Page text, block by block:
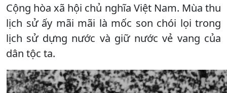
Cộng hòa xã hội chủ nghĩa Việt Nam. Mùa thu
lịch sử ấy mãi mãi là mốc son chói lọi trong
lịch sử dựng nước và giữ nước vẻ vang của
dân tộc ta.